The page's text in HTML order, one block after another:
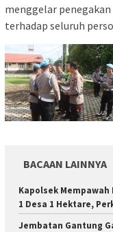
menggelar
terhadap seluruh
BACAAN LAINNYA
Kapolsek
1 Desa 1 Hektare,
Jembatan Gantung